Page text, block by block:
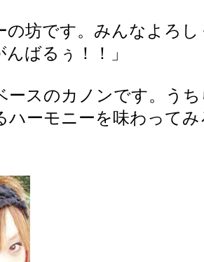
の坊です。みんなよろ
ばるぅ！！」
ースのカノンです。う
ハーモニーを味わって